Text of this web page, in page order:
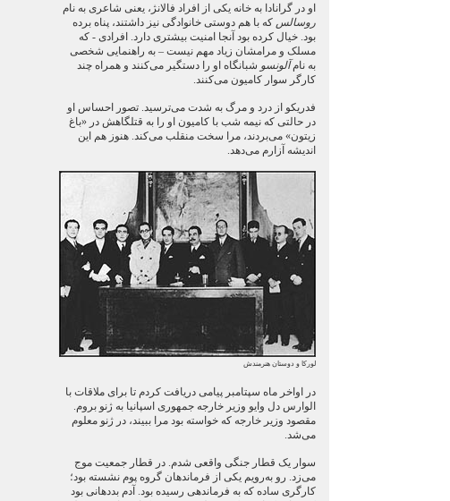
او در گرانادا به خانه یکی از افراد فالانژ، یعنی شاعری به نام
روسالس که با هم دوستی خانوادگی نیز داشتند، پناه برده
بود. خیال کرده بود آنجا امنیت بیشتری دارد. افرادی - که
مسلک و مرامشان زیاد مهم نیست – به راهنمایی شخصی
به نامآلونسو شبانگاه او را دستگیر می‌کنند و همراه چند
کارگر سوار کامیون می‌کنند.
فدریکو از درد و مرگ به شدت می‌ترسید. تصور احساس او
در حالتی که نیمه شب با کامیون او را به قتلگاهش در «باغ
زیتون» می‌بردند، مرا سخت منقلب می‌کند. هنوز هم این
اندیشه آزارم می‌دهد.
لورکا و دوستان هنرمندش
در اواخر ماه سپتامبر پیامی دریافت کردم تا برای ملاقات با
الوارس دل وایو وزیر خارجه جمهوری اسپانیا به ژنو بروم.
مقصود وزیر خارجه که خواسته بود مرا ببیند، در ژنو معلوم
می‌شد.
سوار یک قطار جنگی واقعی شدم. در قطار جمعیت موج
می‌زد. رو به‌رویم یکی از فرماندهان گروه پوم نشسته بود؛
کارگری ساده که به فرماندهی رسیده بود. آدم بددهانی بود